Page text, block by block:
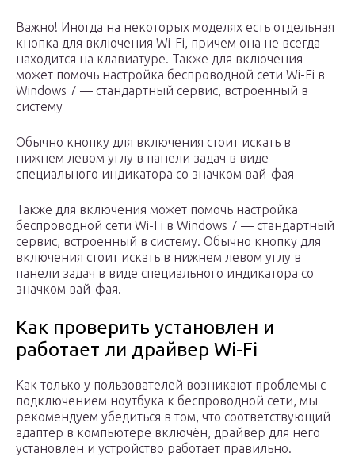
Важно! Иногда на некоторых моделях есть отдельная
кнопка для включения Wi-Fi, причем она не всегда
находится на клавиатуре. Также для включения
может помочь настройка беспроводной сети Wi-Fi в
Windows 7 — стандартный сервис, встроенный в
систему
Обычно кнопку для включения стоит искать в
нижнем левом углу в панели задач в виде
специального индикатора со значком вай-фая
Также для включения может помочь настройка
беспроводной сети Wi-Fi в Windows 7 — стандартный
сервис, встроенный в систему. Обычно кнопку для
включения стоит искать в нижнем левом углу в
панели задач в виде специального индикатора со
значком вай-фая.
Как проверить установлен и
работает ли драйвер Wi-Fi
Как только у пользователей возникают проблемы с
подключением ноутбука к беспроводной сети, мы
рекомендуем убедиться в том, что соответствующий
адаптер в компьютере включён, драйвер для него
установлен и устройство работает правильно.